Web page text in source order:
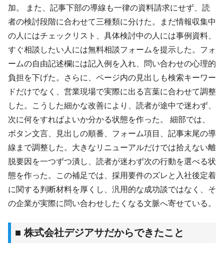
加。 また、記事下部の導線も一律の資料請求にせず、読
者の検討段階に合わせて三種類に分けた。まだ情報収集中
の人にはチェックリスト、具体検討中の人には事例資料、
すぐ相談したい人には無料相談フォームを提示した。フォ
ームの自由記述欄には記入例を入れ、問い合わせの心理的
負担を下げた。さらに、ページ内の見出しも検索キーワー
ドだけでなく、営業現場で実際に出る言葉に合わせて調整
した。こうした細かな改善により、読者が途中で迷わず、
次に何をすればよいか分かる状態を作った。 細部では、
ボタン文言、見出しの順番、フォーム項目、記事末尾の導
線まで調整した。大きなリニューアルだけでは拾えない離
脱要因を一つずつ潰し、読者が迷わず次の行動を選べる状
態を作った。この補足では、採用要件のズレと入社後定着
に関する判断材料を厚くし、汎用的な成功談ではなく、そ
の企業が実際に問い合わせしたくなる文脈へ寄せている。
■ 株式会社デジアサだからできたこと